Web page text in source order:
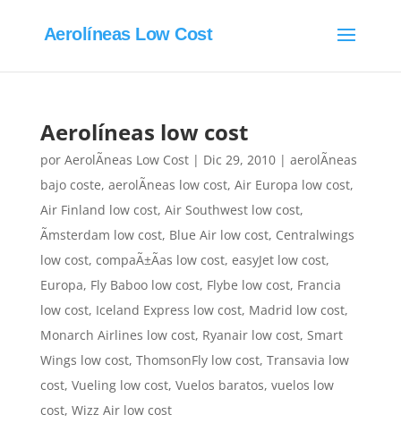
Aerolíneas Low Cost
Aerolíneas low cost
por AerolÃ­neas Low Cost| Dic 29, 2010| aerolÃ­neas
bajo coste, aerolÃ­neas low cost, Air Europa low cost,
Air Finland low cost, Air Southwest low cost,
Ãmsterdam low cost, Blue Air low cost, Centralwings
low cost, compaÃ±Ã­as low cost, easyJet low cost,
Europa, Fly Baboo low cost, Flybe low cost, Francia
low cost, Iceland Express low cost, Madrid low cost,
Monarch Airlines low cost, Ryanair low cost, Smart
Wings low cost, ThomsonFly low cost, Transavia low
cost, Vueling low cost, Vuelos baratos, vuelos low
cost, Wizz Air low cost